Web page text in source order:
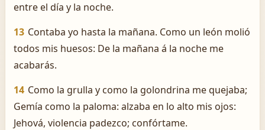
entre el día y la noche.
13 Contaba yo hasta la mañana. Como un león molió
todos mis huesos: De la mañana á la noche me
acabarás.
14 Como la grulla y como la golondrina me quejaba;
Gemía como la paloma: alzaba en lo alto mis ojos:
Jehová, violencia padezco; confórtame.